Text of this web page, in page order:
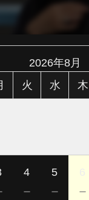
2026年8月
火 水 木
4
－
5
－ －